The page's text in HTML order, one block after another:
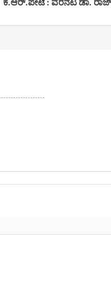
ಕೆ.ಆರ್.ಪೇಟೆ : ವರನಟ ಡಾ.